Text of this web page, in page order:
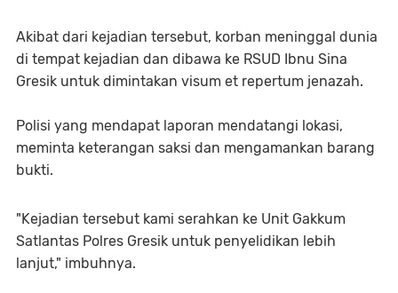
Akibat dari kejadian tersebut, korban meninggal dunia
di tempat kejadian dan dibawa ke RSUD Ibnu Sina
Gresik untuk dimintakan visum et repertum jenazah.
Polisi yang mendapat laporan mendatangi lokasi,
meminta keterangan saksi dan mengamankan barang
bukti.
"Kejadian tersebut kami serahkan ke Unit Gakkum
Satlantas Polres Gresik untuk penyelidikan lebih
lanjut," imbuhnya.